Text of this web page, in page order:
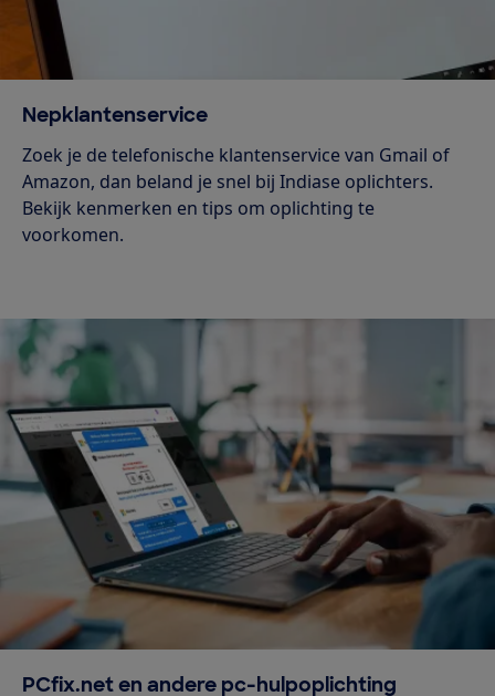
Nepklantenservice
Zoek je de telefonische klantenservice van Gmail of
Amazon, dan beland je snel bij Indiase oplichters.
Bekijk kenmerken en tips om oplichting te
voorkomen.
PCfix.net en andere pc-hulpoplichting